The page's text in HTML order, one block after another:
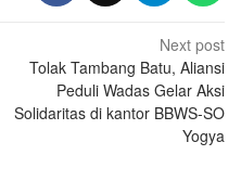
Next post
Tolak Tambang Batu, Aliansi
Peduli Wadas Gelar Aksi
Solidaritas di kantor BBWS-SO
Yogya